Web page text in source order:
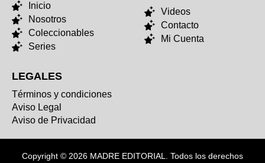
Inicio
Nosotros
Coleccionables
Series
Videos
Contacto
Mi Cuenta
LEGALES
Términos y condiciones
Aviso Legal
Aviso de Privacidad
Copyright © 2026 MADRE EDITORIAL. Todos los derechos